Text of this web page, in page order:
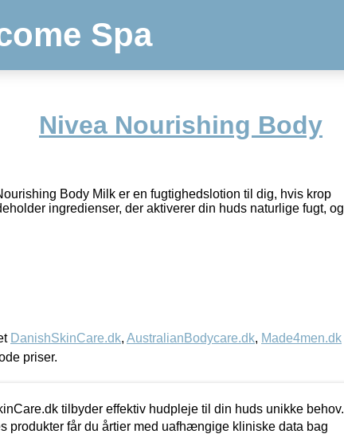
Spa
Nivea Nourishing Body
Body Milk er en fugtighedslotion til dig, hvis krop
ingredienser, der aktiverer din huds naturlige fugt, og
DanishSkinCare.dk, AustralianBodycare.dk, Made4men.dk
priser.
tilbyder effektiv hudpleje til din huds unikke behov.
produkter får du årtier med uafhængige kliniske data bag